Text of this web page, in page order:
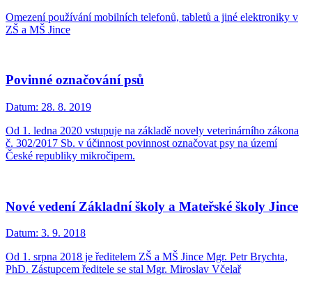
Omezení používání mobilních telefonů, tabletů a jiné elektroniky v
ZŠ a MŠ Jince
Povinné označování psů
Datum: 28. 8. 2019
Od 1. ledna 2020 vstupuje na základě novely veterinárního zákona
č. 302/2017 Sb. v účinnost povinnost označovat psy na území
České republiky mikročipem.
Nové vedení Základní školy a Mateřské školy Jince
Datum: 3. 9. 2018
Od 1. srpna 2018 je ředitelem ZŠ a MŠ Jince Mgr. Petr Brychta,
PhD. Zástupcem ředitele se stal Mgr. Miroslav Včelař